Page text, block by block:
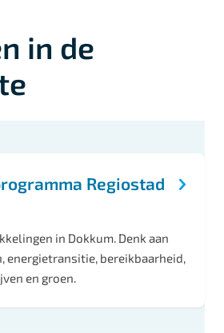
in de
Regiostad
in Dokkum. Denk aan
energietransitie, bereikbaarheid,
en groen.